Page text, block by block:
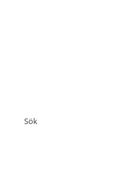
Sök